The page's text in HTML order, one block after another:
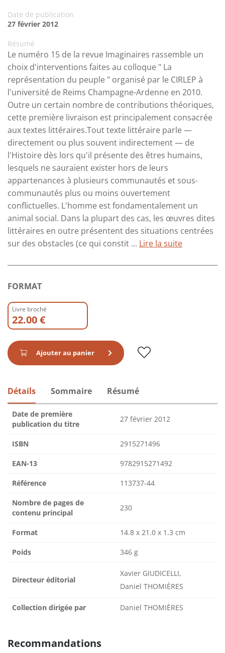
Date de publication
27 février 2012
Résumé
Le numéro 15 de la revue Imaginaires rassemble un
choix d'interventions faites au colloque " La
représentation du peuple " organisé par le CIRLEP à
l'université de Reims Champagne-Ardenne en 2010.
Outre un certain nombre de contributions théoriques,
cette première livraison est principalement consacrée
aux textes littéraires.Tout texte littéraire parle —
directement ou plus souvent indirectement — de
l'Histoire dès lors qu'il présente des êtres humains,
lesquels ne sauraient exister hors de leurs
appartenances à plusieurs communautés et sous-
communautés plus ou moins ouvertement
conflictuelles. L'homme est fondamentalement un
animal social. Dans la plupart des cas, les œuvres dites
littéraires en outre présentent des situations centrées
sur des obstacles (ce qui constit ... Lire la suite
FORMAT
Livre broché
22.00 €
Ajouter au panier
Détails Sommaire Résumé
Date de première
publication du titre
27 février 2012
ISBN 2915271496
EAN-13 9782915271492
Référence 113737-44
Nombre de pages de
contenu principal
230
Format 14.8 x 21.0 x 1.3 cm
Poids 346 g
Directeur éditorial
Xavier GIUDICELLI,
Daniel THOMIÈRES
Collection dirigée par Daniel THOMIÈRES
Recommandations